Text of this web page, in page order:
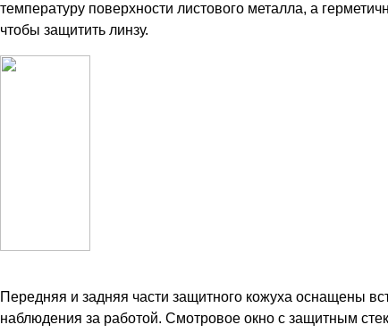
температуру поверхности листового металла, а
чтобы защитить линзу.
Передняя и задняя части защитного кожуха оснащены
наблюдения за работой. Смотровое окно с защитным